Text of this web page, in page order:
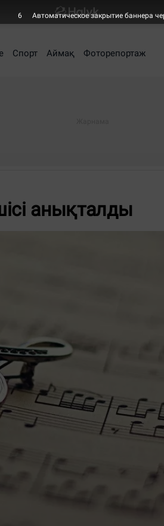
Спорт Аймақ Фоторепортаж
анықталды
6 Автоматическое закрытие баннера